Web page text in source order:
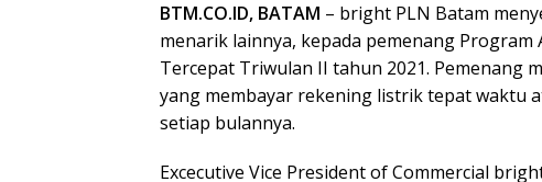
BTM.CO.ID, BATAM – bright PLN Batam
menarik lainnya, kepada pemenang
Tercepat Triwulan II tahun 2021. Pemenang
yang membayar rekening listrik tepat waktu
setiap bulannya.
Excecutive Vice President of Commercial